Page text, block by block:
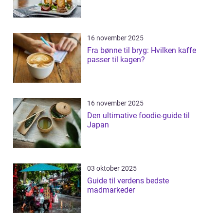
16 november 2025
Fra bønne til bryg: Hvilken kaffe
passer til kagen?
16 november 2025
Den ultimative foodie-guide til
Japan
03 oktober 2025
Guide til verdens bedste
madmarkeder